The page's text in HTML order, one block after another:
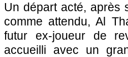
Un départ acté, après
comme attendu, Al
futur ex-joueur de
accueilli avec un